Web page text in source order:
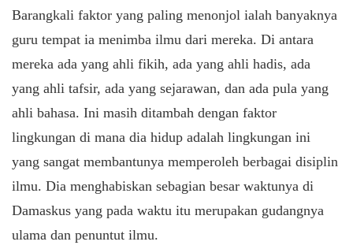
Barangkali faktor yang paling menonjol ialah banyaknya
guru tempat ia menimba ilmu dari mereka. Di antara
mereka ada yang ahli fikih, ada yang ahli hadis, ada
yang ahli tafsir, ada yang sejarawan, dan ada pula yang
ahli bahasa. Ini masih ditambah dengan faktor
lingkungan di mana dia hidup adalah lingkungan ini
yang sangat membantunya memperoleh berbagai disiplin
ilmu. Dia menghabiskan sebagian besar waktunya di
Damaskus yang pada waktu itu merupakan gudangnya
ulama dan penuntut ilmu.